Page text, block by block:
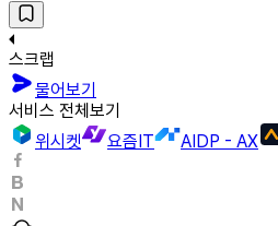
스크랩
물어보기
서비스 전체보기
위시켓
요즘IT AIDP - AX